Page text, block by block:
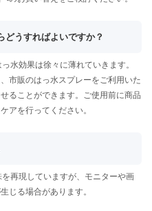
どうすればよいですか？
水効果は徐々に薄れていきます。
市販のはっ水スプレーをご利用いた
ることができます。ご使用前に商品
アを行ってください。
再現していますが、モニターや画
じる場合があります。